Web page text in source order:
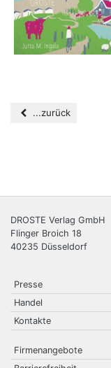
...zurück
DROSTE Verlag GmbH
Flinger Broich 18
40235 Düsseldorf
Presse
Handel
Kontakte
Firmenangebote